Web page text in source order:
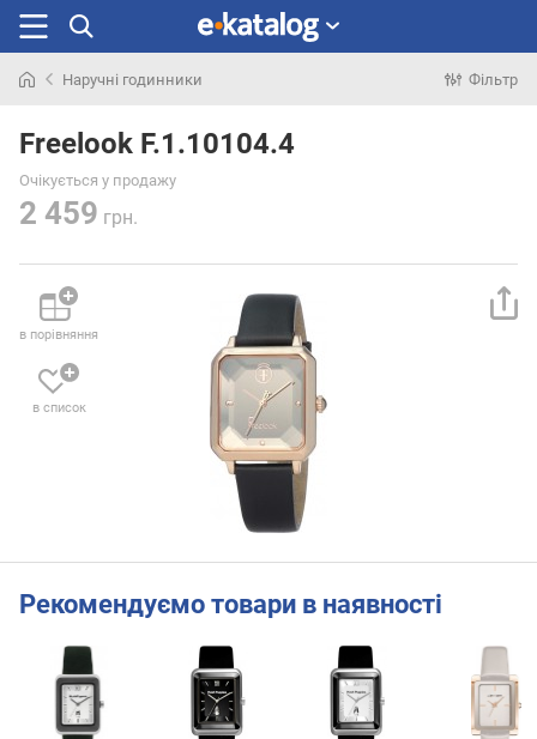
раніше
Наручні годинники Фільтр
Freelook F.1.10104.4
Очікується у продажу
2 459 грн.
в порівняння
в список
Рекомендуємо товари в наявності